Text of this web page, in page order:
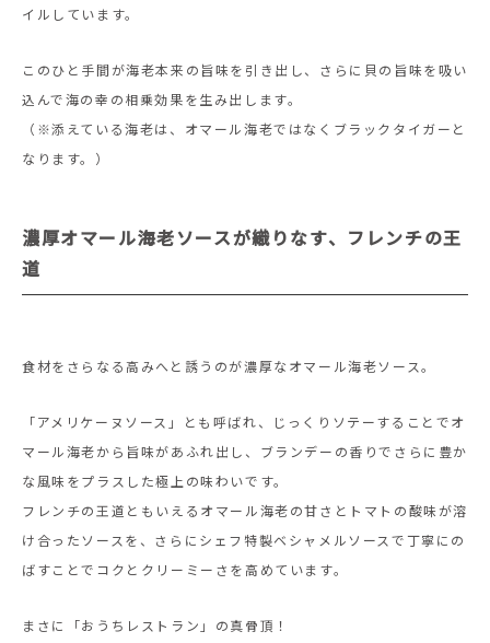
イルしています。
このひと手間が海老本来の旨味を引き出し、さらに貝の旨味を吸い
込んで海の幸の相乗効果を生み出します。
（※添えている海老は、オマール海老ではなくブラックタイガーと
なります。）
濃厚オマール海老ソースが織りなす、フレンチの王
道
食材をさらなる高みへと誘うのが濃厚なオマール海老ソース。
「アメリケーヌソース」とも呼ばれ、じっくりソテーすることでオ
マール海老から旨味があふれ出し、ブランデーの香りでさらに豊か
な風味をプラスした極上の味わいです。
フレンチの王道ともいえるオマール海老の甘さとトマトの酸味が溶
け合ったソースを、さらにシェフ特製ベシャメルソースで丁寧にの
ばすことでコクとクリーミーさを高めています。
まさに「おうちレストラン」の真骨頂！